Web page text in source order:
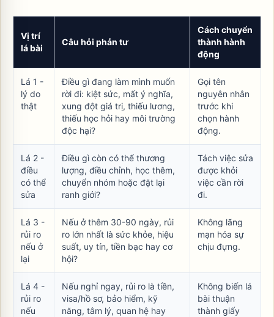
Vị trí
lá bài
Câu hỏi phản tư
Cách chuyển
thành hành
động
Lá 1 -
lý do
thật
Điều gì đang làm mình muốn
rời đi: kiệt sức, mất ý nghĩa,
xung đột giá trị, thiếu lương,
thiếu học hỏi hay môi trường
độc hại?
Gọi tên
nguyên nhân
trước khi
chọn hành
động.
Lá 2 -
điều
có thể
sửa
Điều gì còn có thể thương
lượng, điều chỉnh, học thêm,
chuyển nhóm hoặc đặt lại
ranh giới?
Tách việc sửa
được khỏi
việc cần rời
đi.
Lá 3 -
rủi ro
nếu ở
lại
Nếu ở thêm 30-90 ngày, rủi
ro lớn nhất là sức khỏe, hiệu
suất, uy tín, tiền bạc hay cơ
hội?
Không lãng
mạn hóa sự
chịu đựng.
Lá 4 -
rủi ro
nếu
Nếu nghỉ ngay, rủi ro là tiền,
visa/hồ sơ, bảo hiểm, kỹ
năng, tâm lý, quan hệ hay
Không biến lá
bài thuận
thành giấy